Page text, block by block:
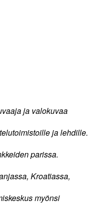
ja valokuvaa
ja lehdille.
parissa.
Kroatiassa,
myönsi